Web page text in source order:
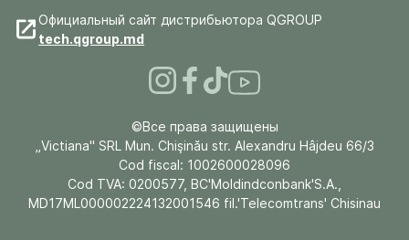
Официальный сайт дистрибьютора QGROUP
tech.qgroup.md
©Все права защищены
„Victiana" SRL Mun. Chişinău str. Alexandru Hâjdeu 66/3
Cod fiscal: 1002600028096
Cod TVA: 0200577, BC'Moldindconbank'S.A.,
MD17ML000002224132001546 fil.'Telecomtrans' Chisinau